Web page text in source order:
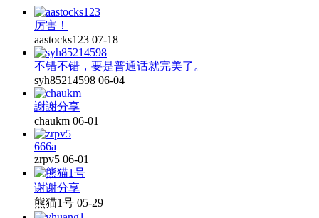
厉害！
aastocks123 07-18
不错不错，要是普通话就完美了。
syh85214598 06-04
謝謝分享
chaukm 06-01
666a
zrpv5 06-01
谢谢分享
熊猫1号 05-29